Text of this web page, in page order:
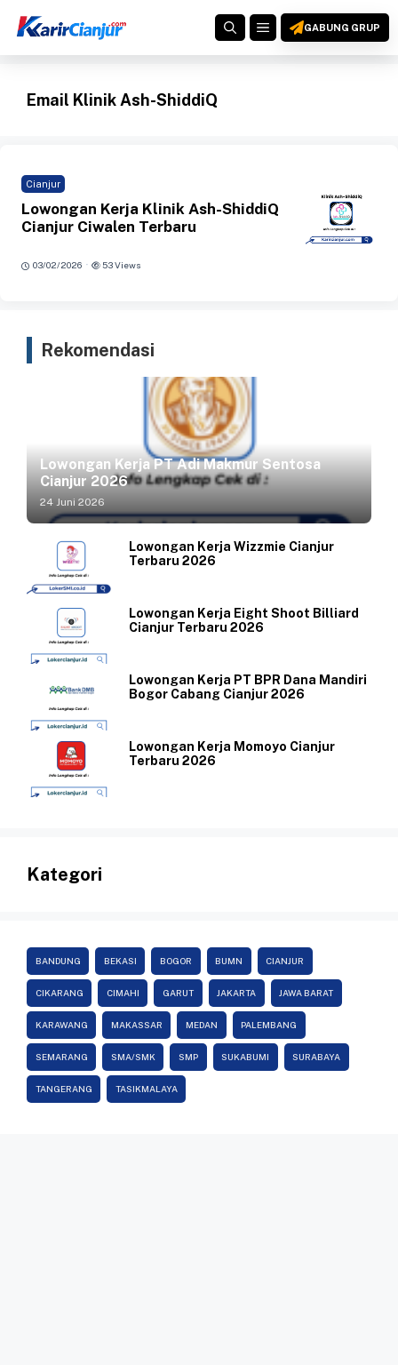
MENUGABUNG GRUP
Email Klinik Ash-ShiddiQ
Cianjur
Lowongan Kerja Klinik Ash-ShiddiQ
Cianjur Ciwalen Terbaru
03/02/2026 · 53 Views
Rekomendasi
Lowongan Kerja PT Adi Makmur Sentosa
Cianjur 2026
24 Juni 2026
Lowongan Kerja Wizzmie Cianjur
Terbaru 2026
Lowongan Kerja Eight Shoot Billiard
Cianjur Terbaru 2026
Lowongan Kerja PT BPR Dana Mandiri
Bogor Cabang Cianjur 2026
Lowongan Kerja Momoyo Cianjur
Terbaru 2026
Kategori
BANDUNG BEKASI BOGOR BUMN CIANJUR
CIKARANG CIMAHI GARUT JAKARTA JAWA BARAT
KARAWANG MAKASSAR MEDAN PALEMBANG
SEMARANG SMA/SMK SMP SUKABUMI SURABAYA
TANGERANG TASIKMALAYA